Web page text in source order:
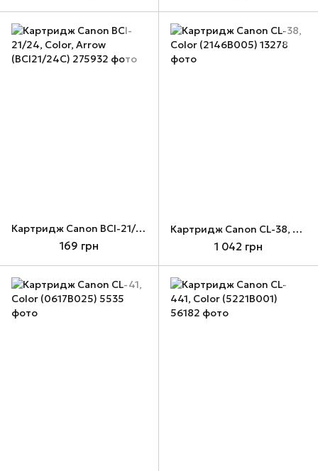
Картридж Canon BCI-21/24, Color, Arrow (BCI21/24C)
169 грн
Картридж Canon CL-38, Color (2146B005)
1 042 грн